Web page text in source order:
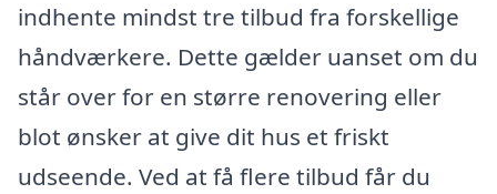
indhente mindst tre tilbud fra forskellige
håndværkere. Dette gælder uanset om du
står over for en større renovering eller
blot ønsker at give dit hus et friskt
udseende. Ved at få flere tilbud får du